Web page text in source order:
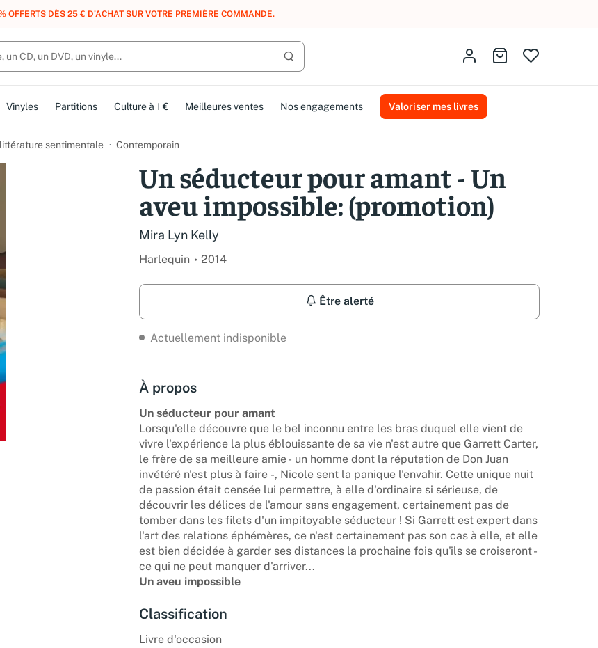
DES RÉCOMPENSES :REJOIGNEZ GRATUITEMENT LE CLUB AMMAREAL.
Lancer la recherche
Identifiez-vousAller au panier
Vinyles Partitions Culture à 1 € Meilleures ventes Nos engagements Valoriser mes livres
sentimentale Contemporain
Un séducteur pour amant - Un
aveu impossible: (promotion)
Mira Lyn Kelly
Harlequin 2014
Être alerté
Actuellement indisponible
À propos
Un séducteur pour amant
Lorsqu'elle découvre que le bel inconnu entre les bras duquel elle vient de
vivre l'expérience la plus éblouissante de sa vie n'est autre que Garrett Carter,
le frère de sa meilleure amie - un homme dont la réputation de Don Juan
invétéré n'est plus à faire -, Nicole sent la panique l'envahir. Cette unique nuit
de passion était censée lui permettre, à elle d'ordinaire si sérieuse, de
découvrir les délices de l'amour sans engagement, certainement pas de
tomber dans les filets d'un impitoyable séducteur ! Si Garrett est expert dans
l'art des relations éphémères, ce n'est certainement pas son cas à elle, et elle
est bien décidée à garder ses distances la prochaine fois qu'ils se croiseront -
ce qui ne peut manquer d'arriver...
Un aveu impossible
Classification
Livre d'occasion